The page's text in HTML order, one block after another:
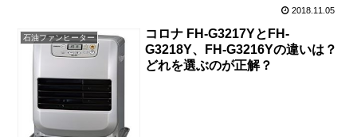
2018.11.05
石油ファンヒーター
コロナ FH-G3217YとFH-
G3218Y、FH-G3216Yの違いは？
どれを選ぶのが正解？